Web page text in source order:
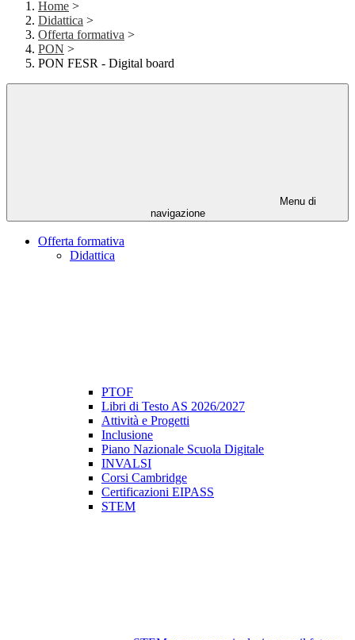
Home >
Didattica >
Offerta formativa >
PON >
PON FESR - Digital board
Menu di
navigazione
Offerta formativa
Didattica
PTOF
Libri di Testo AS 2026/2027
Attività e Progetti
Inclusione
Piano Nazionale Scuola Digitale
INVALSI
Corsi Cambridge
Certificazioni EIPASS
STEM